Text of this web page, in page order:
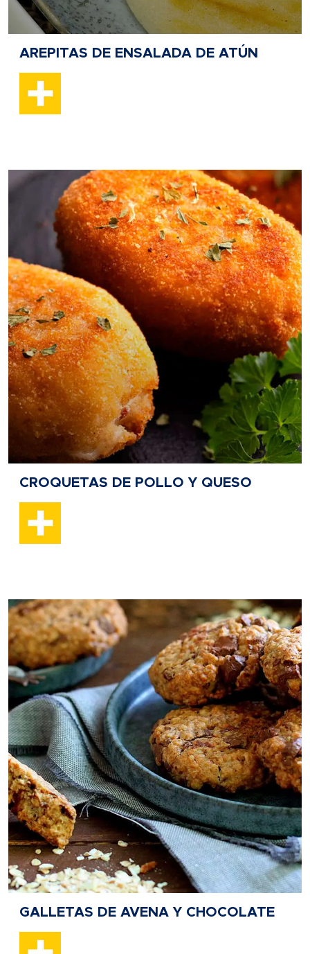
AREPITAS DE ENSALADA DE ATÚN
CROQUETAS DE POLLO Y QUESO
GALLETAS DE AVENA Y CHOCOLATE